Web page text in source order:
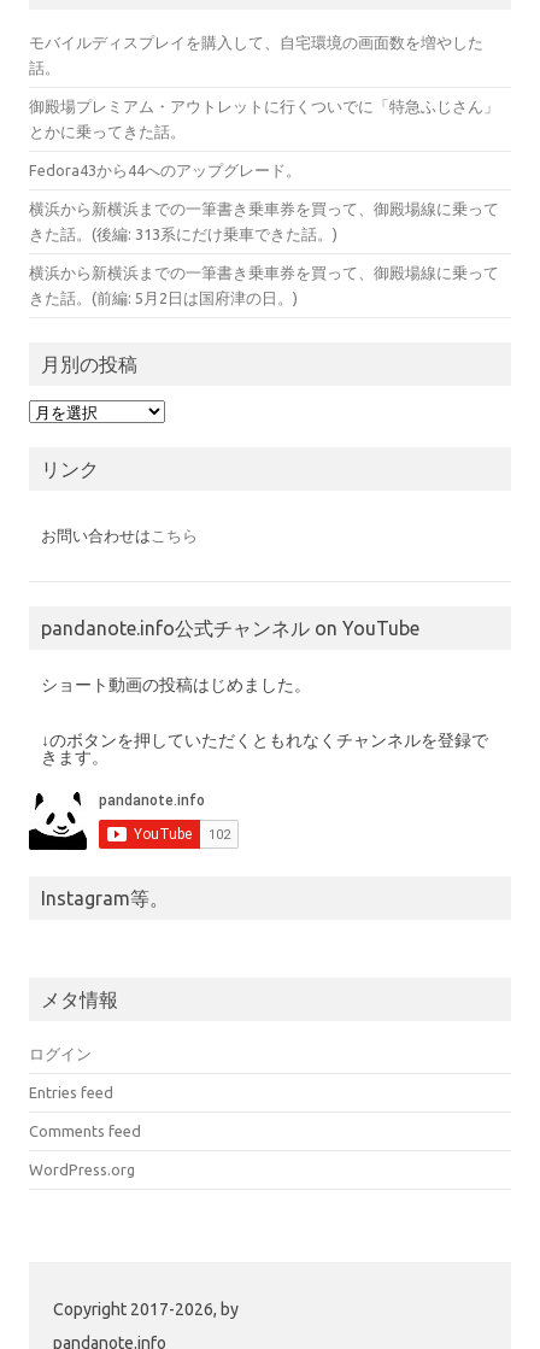
モバイルディスプレイを購入して、自宅環境の画面数を増やした
話。
御殿場プレミアム・アウトレットに行くついでに「特急ふじさん」
とかに乗ってきた話。
Fedora43から44へのアップグレード。
横浜から新横浜までの一筆書き乗車券を買って、御殿場線に乗って
きた話。(後編: 313系にだけ乗車できた話。)
横浜から新横浜までの一筆書き乗車券を買って、御殿場線に乗って
きた話。(前編: 5月2日は国府津の日。)
月別の投稿
月
別
リンク
お問い合わせは こちら
pandanote.info公式チャンネル on YouTube
ショート動画の投稿はじめました。
↓のボタンを押していただくともれなくチャンネルを登録で
きます。
Instagram等。
メタ情報
ログイン
Entries feed
Comments feed
WordPress.org
Copyright 2017-2026, by
pandanote.info